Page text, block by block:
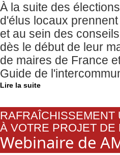
À la suite des
d'élus locaux
et au sein des
dès le début de leur
de maires de France
Guide de
Lire la suite
RAFRAÎCHISSEMENT
À VOTRE PROJET DE
Webinaire de